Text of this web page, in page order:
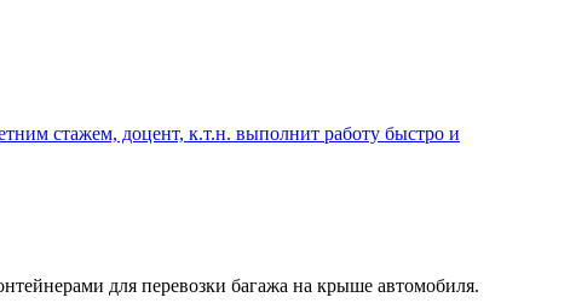
стажем, доцент, к.т.н. выполнит работу быстро и
для перевозки багажа на крыше автомобиля.